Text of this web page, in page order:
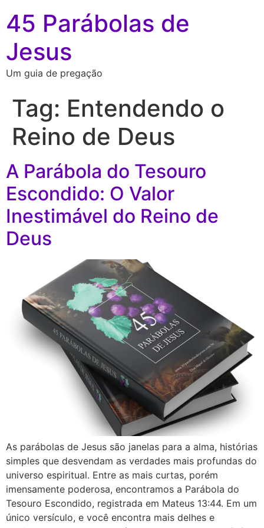
45 Parábolas de
Jesus
Um guia de pregação
Tag: Entendendo o
Reino de Deus
A Parábola do Tesouro
Escondido: O Valor
Inestimável do Reino de
Deus
As parábolas de Jesus são janelas para a alma, histórias
simples que desvendam as verdades mais profundas do
universo espiritual. Entre as mais curtas, porém
imensamente poderosa, encontramos a Parábola do
Tesouro Escondido, registrada em Mateus 13:44. Em um
único versículo, e você encontra mais delhes e